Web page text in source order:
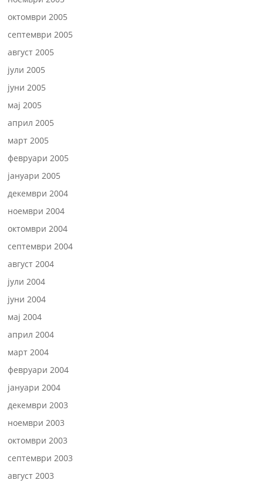
октомври 2005
септември 2005
август 2005
јули 2005
јуни 2005
мај 2005
април 2005
март 2005
февруари 2005
јануари 2005
декември 2004
ноември 2004
октомври 2004
септември 2004
август 2004
јули 2004
јуни 2004
мај 2004
април 2004
март 2004
февруари 2004
јануари 2004
декември 2003
ноември 2003
октомври 2003
септември 2003
август 2003